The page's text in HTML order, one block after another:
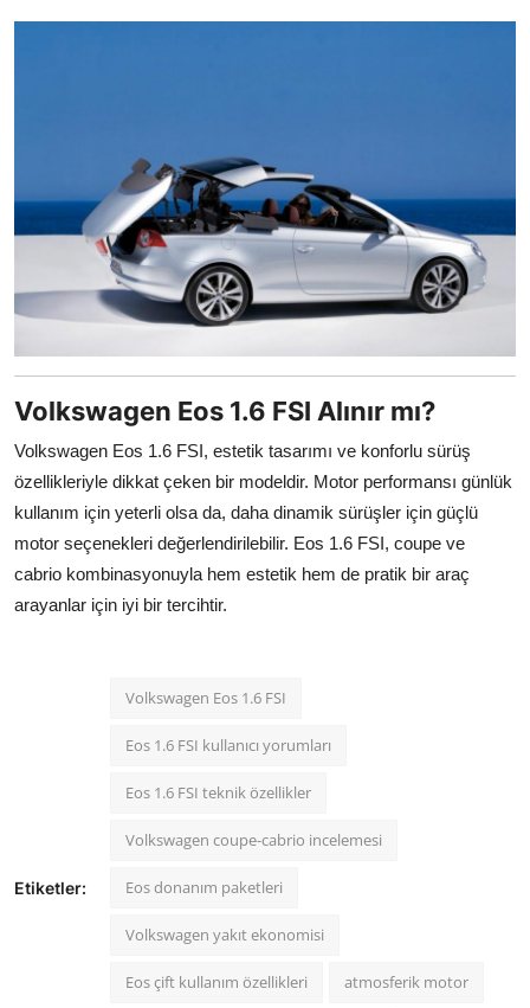
Volkswagen Eos 1.6 FSI Alınır mı?
Volkswagen Eos 1.6 FSI, estetik tasarımı ve konforlu sürüş
özellikleriyle dikkat çeken bir modeldir. Motor performansı günlük
kullanım için yeterli olsa da, daha dinamik sürüşler için güçlü
motor seçenekleri değerlendirilebilir. Eos 1.6 FSI, coupe ve
cabrio kombinasyonuyla hem estetik hem de pratik bir araç
arayanlar için iyi bir tercihtir.
Etiketler:
Volkswagen Eos 1.6 FSI
Eos 1.6 FSI kullanıcı yorumları
Eos 1.6 FSI teknik özellikler
Volkswagen coupe-cabrio incelemesi
Eos donanım paketleri
Volkswagen yakıt ekonomisi
Eos çift kullanım özellikleri atmosferik motor